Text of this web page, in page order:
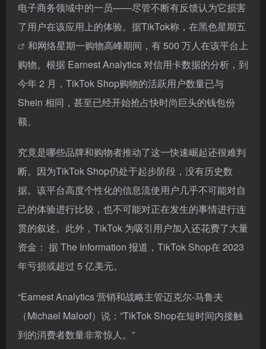
电子商务领域中的一员——尽管不断有反馈认为它损害
了用户在该应用上的体验。据TikTok称，在黑色星期五
和网络星期一购物高峰期间，有 500 万人在该平台上
购物。根据 Earnest Analytics 对信用卡数据的分析，到
今年 2 月，TikTok Shop购物的活跃用户数量已与
Shein 相同，甚至已经开始抢占快时尚巨头的钱包份
额。
究竟是哪些品牌和购物者推动了这一快速崛起还很难判
断。因为TikTok Shop仍处于起步阶段，没有历史数
据。该平台高度个性化的信息流使用户几乎不可能对自
己的体验进行比较，也不可能对正在发生的事情进行连
贯的叙述。此外，TikTok 为吸引用户加入还花费了大量
资金： 据 The Information 报道，TikTok Shop在 2023
年亏损或超过 5 亿美元。
“Earnest Analytics 营销和战略主管迈克尔-马鲁夫
（Michael Maloof）说：”TikTok Shop在短时间内接触
到的消费者数量非常惊人。”